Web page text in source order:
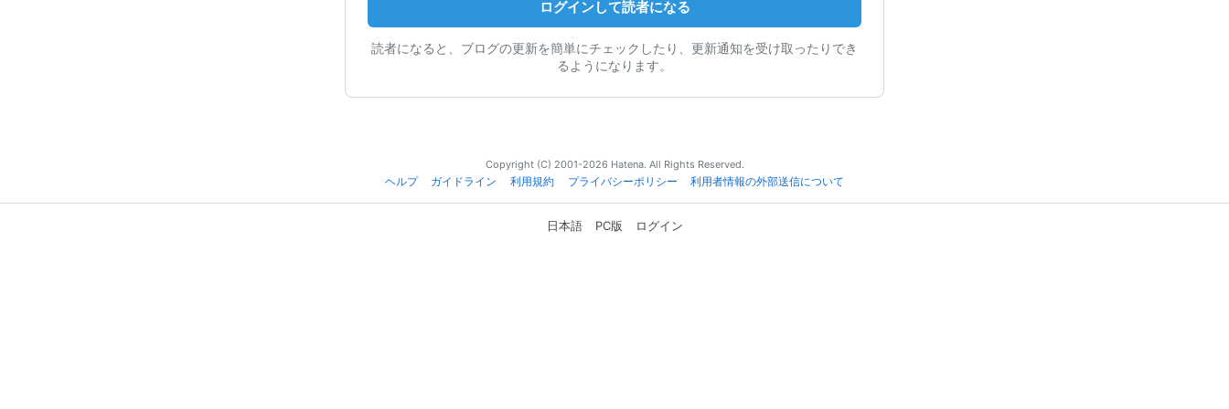
ログインして読者になる
読者になると、ブログの更新を簡単にチェックしたり、更新通知を受け取ったりでき
るようになります。
Copyright (C) 2001-2026 Hatena. All Rights Reserved.
ヘルプ
ガイドライン 利用規約 プライバシーポリシー 利用者情報の外部送信について
日本語 PC版 ログイン